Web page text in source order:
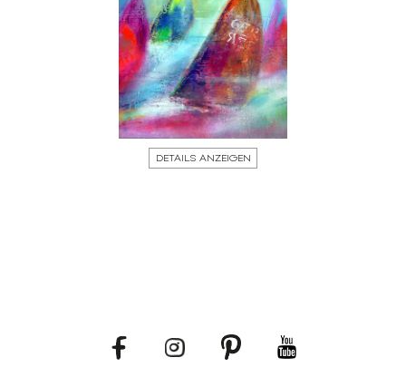
DETAILS ANZEIGEN